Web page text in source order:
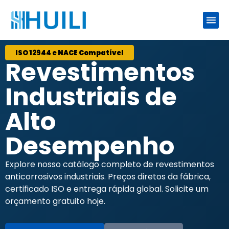
ISO 12944 e NACE Compatível
Revestimentos
Industriais de
Alto
Desempenho
Explore nosso catálogo completo de revestimentos
anticorrosivos industriais. Preços diretos da fábrica,
certificado ISO e entrega rápida global. Solicite um
orçamento gratuito hoje.